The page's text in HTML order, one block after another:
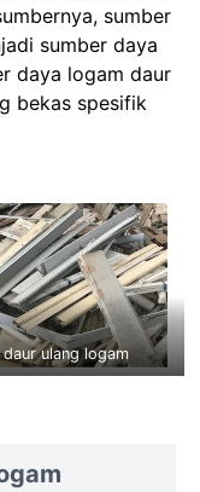
sumber
sumber daya
daya logam daur
bekas spesifik
daur ulang logam